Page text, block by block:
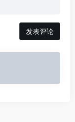
发表评论